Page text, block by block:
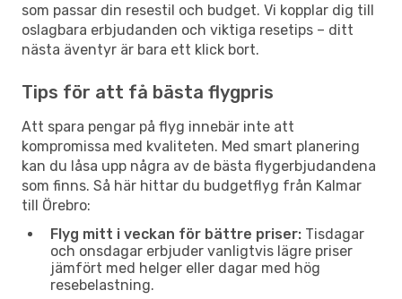
som passar din resestil och budget. Vi kopplar dig till
oslagbara erbjudanden och viktiga resetips – ditt
nästa äventyr är bara ett klick bort.
Tips för att få bästa flygpris
Att spara pengar på flyg innebär inte att
kompromissa med kvaliteten. Med smart planering
kan du låsa upp några av de bästa flygerbjudandena
som finns. Så här hittar du budgetflyg från Kalmar
till Örebro:
Flyg mitt i veckan för bättre priser: Tisdagar
och onsdagar erbjuder vanligtvis lägre priser
jämfört med helger eller dagar med hög
resebelastning.